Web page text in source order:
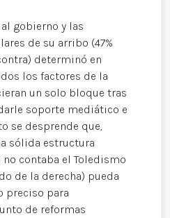
al gobierno y las
de su arribo (47%
determinó en
los factores de la
un solo bloque tras
soporte mediático e
se desprende que,
sólida estructura
contaba el Toledismo
de la derecha) pueda
preciso para
de reformas